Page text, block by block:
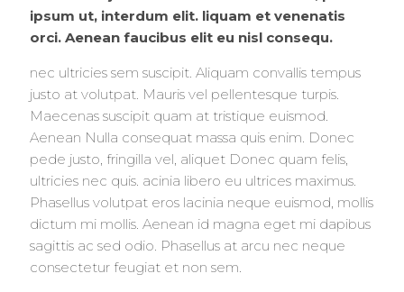
ipsum ut, interdum elit. liquam et venenatis
orci. Aenean faucibus elit eu nisl consequ.
nec ultricies sem suscipit. Aliquam convallis tempus
justo at volutpat. Mauris vel pellentesque turpis.
Maecenas suscipit quam at tristique euismod.
Aenean Nulla consequat massa quis enim. Donec
pede justo, fringilla vel, aliquet Donec quam felis,
ultricies nec quis. acinia libero eu ultrices maximus.
Phasellus volutpat eros lacinia neque euismod, mollis
dictum mi mollis. Aenean id magna eget mi dapibus
sagittis ac sed odio. Phasellus at arcu nec neque
consectetur feugiat et non sem.